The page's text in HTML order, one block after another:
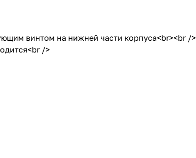
винтом на нижней части корпуса<br><br />
/>